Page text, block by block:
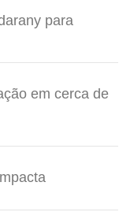
para
em cerca de